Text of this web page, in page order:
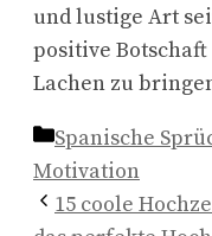
und lustige Art
positive
Lachen zu
Kategorien
Spanische
Motivation
15 coole